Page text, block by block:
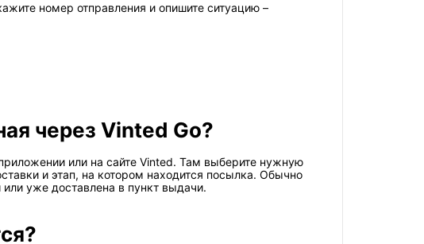
номер отправления и опишите ситуацию –
через Vinted Go?
или на сайте Vinted. Там выберите нужную
и этап, на котором находится посылка. Обычно
уже доставлена в пункт выдачи.